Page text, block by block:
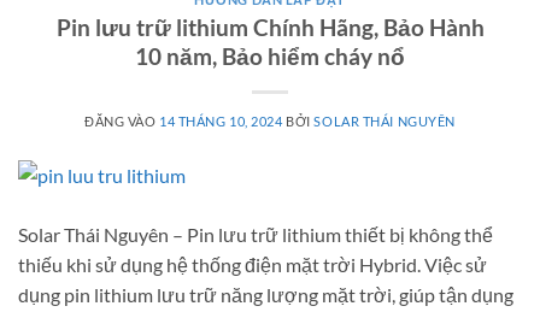
Pin lưu trữ lithium Chính Hãng, Bảo Hành
10 năm, Bảo hiểm cháy nổ
ĐĂNG VÀO 14 THÁNG 10, 2024 BỞISOLAR THÁI NGUYÊN
Solar Thái Nguyên – Pin lưu trữ lithium thiết bị không thể
thiếu khi sử dụng hệ thống điện mặt trời Hybrid. Việc sử
dụng pin lithium lưu trữ năng lượng mặt trời, giúp tận dụng